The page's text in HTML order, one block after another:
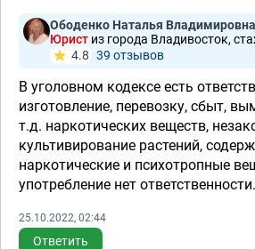
Ободенко Наталья Владимировна
Юрист из города Владивосток,
4.8 39 отзывов
В уголовном кодексе есть
изготовление, перевозку, сбыт,
т.д. наркотических веществ,
культивирование растений,
наркотические и психотропные
употребление нет ответственности.
25.10.2022, 02:44
Ответить